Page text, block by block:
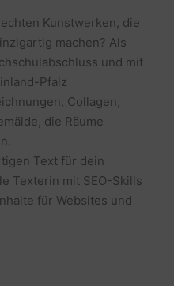
Kunstwerken, die
machen? Als
und mit
Pfalz
Collagen,
die Räume
Text für dein
Texterin mit SEO-Skills
für Websites und